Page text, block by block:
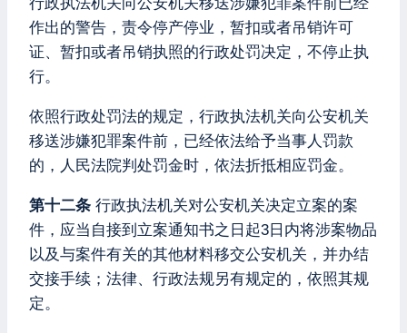
作出的警告，责令停产停业，暂扣或者吊销许可
证、暂扣或者吊销执照的行政处罚决定，不停止执
行。
依照行政处罚法的规定，行政执法机关向公安机关
移送涉嫌犯罪案件前，已经依法给予当事人罚款
的，人民法院判处罚金时，依法折抵相应罚金。
第十二条 行政执法机关对公安机关决定立案的案
件，应当自接到立案通知书之日起3日内将涉案物品
以及与案件有关的其他材料移交公安机关，并办结
交接手续；法律、行政法规另有规定的，依照其规
定。